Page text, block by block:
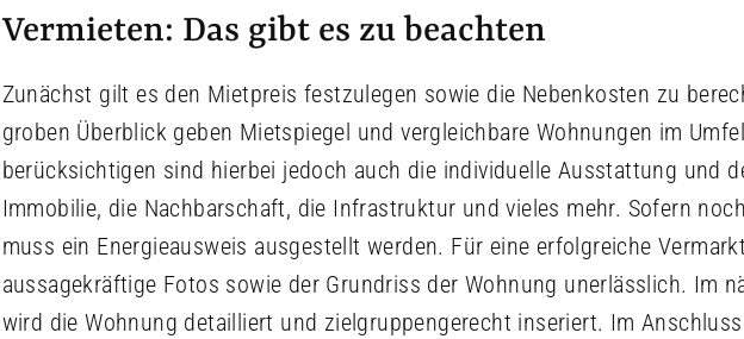
Vermieten: Das gibt es zu beachten
Zunächst gilt es den Mietpreis festzulegen sowie die Nebenkosten zu
groben Überblick geben Mietspiegel und vergleichbare Wohnungen im
berücksichtigen sind hierbei jedoch auch die individuelle Ausstattung und
Immobilie, die Nachbarschaft, die Infrastruktur und vieles mehr. Sofern
muss ein Energieausweis ausgestellt werden. Für eine erfolgreiche
aussagekräftige Fotos sowie der Grundriss der Wohnung unerlässlich. Im
wird die Wohnung detailliert und zielgruppengerecht inseriert. Im